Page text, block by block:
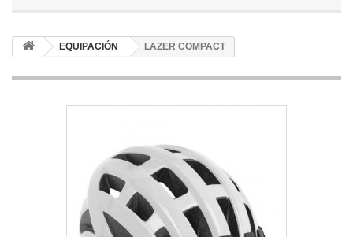
EQUIPACIÓN LAZER COMPACT